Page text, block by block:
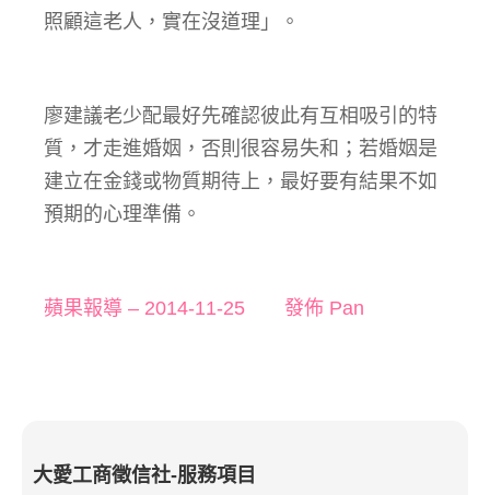
照顧這老人，實在沒道理」。
廖建議老少配最好先確認彼此有互相吸引的特
質，才走進婚姻，否則很容易失和；若婚姻是
建立在金錢或物質期待上，最好要有結果不如
預期的心理準備。
蘋果報導 – 2014-11-25 發佈 Pan
大愛工商徵信社-服務項目